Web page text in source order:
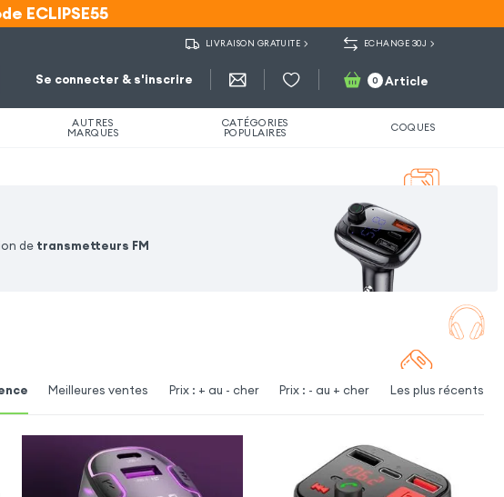
ECLIPSE55
ECLIPSE55
LIVRAISON GRATUITE ECHANGE 30J
Se connecter & s'inscrire 0 Article
AUTRES
MARQUES
CATÉGORIES
POPULAIRES COQUES
de transmetteurs FM
Meilleures ventes Prix : + au - cher Prix : - au + cher Les plus récents